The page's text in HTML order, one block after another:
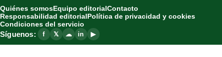
Quiénes somosEquipo editorialContacto
Responsabilidad editorialPolítica de privacidad y cookies
Condiciones del servicio
Síguenos: f 𝕏 ☁ in ▶